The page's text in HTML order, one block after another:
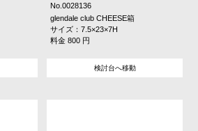
No.0028136
glendale club CHEESE箱
サイズ：7.5×23×7H
料金 800 円
検討台へ移動